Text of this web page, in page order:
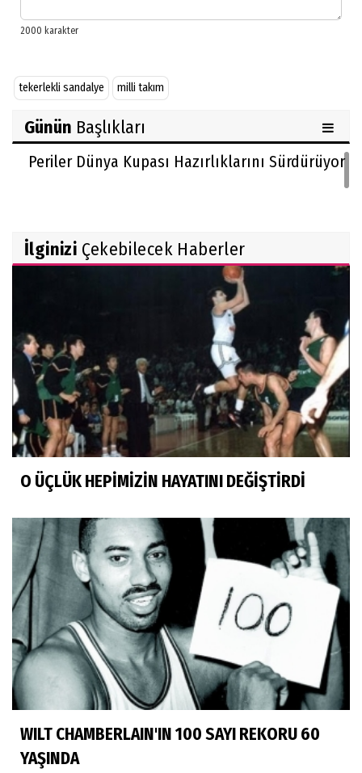
tekerlekli sandalye milli takım
Günün Başlıkları
Periler Dünya Kupası Hazırlıklarını Sürdürüyor
İlginizi Çekebilecek Haberler
O ÜÇLÜK HEPİMİZİN HAYATINI DEĞİŞTİRDİ
WILT CHAMBERLAIN'IN 100 SAYI REKORU 60
YAŞINDA